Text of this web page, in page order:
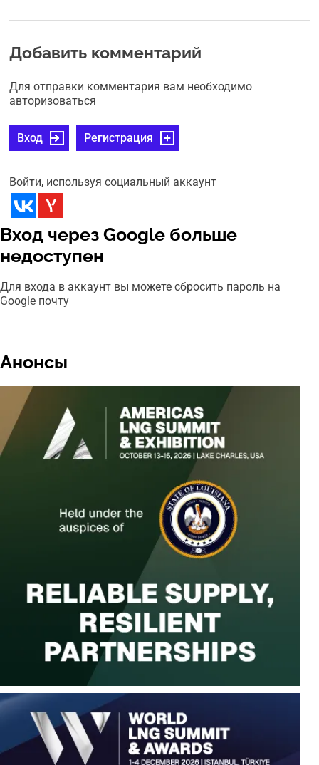
Добавить комментарий
Для отправки комментария вам необходимо
авторизоваться
Вход Регистрация
Войти, используя социальный аккаунт
Вход через Google больше
недоступен
Для входа в аккаунт вы можете сбросить пароль на
Google почту
Анонсы